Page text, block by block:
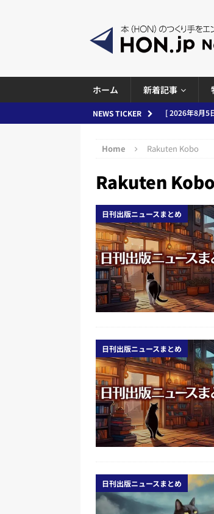
ホーム 新着記事
NEWS TICKER [ 2026年8月5
め 2026.08.04
[ 2026年8月3
とめ＆コラム
[ 2026年8月2
日刊出版ニ
[ 2026年8月1
日刊出版ニュ
日刊出版ニュ
[ 2026年7月
[ 2026年7月
刊出版ニュー
[ 2026年7月
とめ
Home Rakuten Kobo
Rakuten Kobo
日刊出版ニュースまとめ
日刊出版ニュースまとめ
日刊出版ニュースまとめ